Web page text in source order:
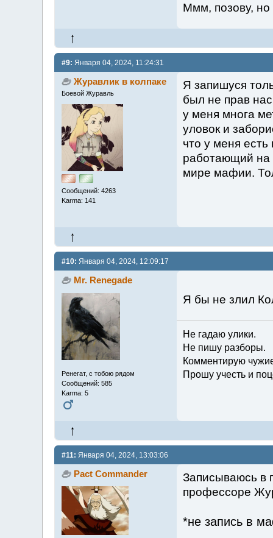
Ммм, позову, но
#9: Января 04, 2024, 11:24:31
Журавлик в колпаке
Боевой Журавль
Сообщений: 4263
Karma: 141
Я запишуся
был не прав
у меня многа
уловок и
что у меня есть
работающий на
мире мафии.
#10: Января 04, 2024, 12:09:17
Mr. Renegade
Ренегат, с тобою рядом
Сообщений: 585
Karma: 5
Я бы не злил
Не гадаю улики.
Не пишу разборы.
Комментирую
Прошу учесть и
#11: Января 04, 2024, 13:03:06
Pact Commander
Записываюсь в
профессоре
*не запись в